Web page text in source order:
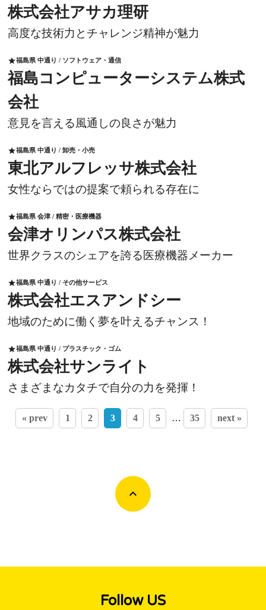
株式会社アサカ理研
高度な技術力とチャレンジ精神が魅力
star福島県 中通り / ソフトウェア・通信
福島コンピューターシステム株式
会社
意見を言える風通しの良さが魅力
star福島県 中通り / 卸売・小売
東北アルフレッサ株式会社
女性ならではの提案で頼られる存在に
star福島県 会津 / 精密・医療機器
会津オリンパス株式会社
世界クラスのシェアを誇る医療機器メーカー
star福島県 中通り / その他サービス
株式会社エスアンドシー
地域のために働く夢を叶えるチャンス！
star福島県 中通り / プラスチック・ゴム
株式会社サンライト
さまざまなカタチで自分の力を発揮！
« prev 1 2 3 4 5 … 35 next »
Follow US